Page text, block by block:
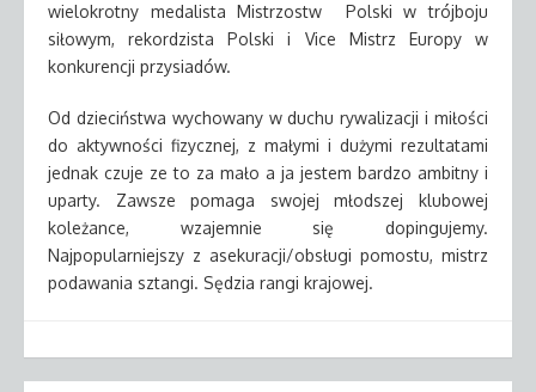
wielokrotny medalista Mistrzostw Polski w trójboju
siłowym, rekordzista Polski i Vice Mistrz Europy w
konkurencji przysiadów.
Od dzieciństwa wychowany w duchu rywalizacji i miłości
do aktywności fizycznej, z małymi i dużymi rezultatami
jednak czuje ze to za mało a ja jestem bardzo ambitny i
uparty. Zawsze pomaga swojej młodszej klubowej
koleżance, wzajemnie się dopingujemy.
Najpopularniejszy z asekuracji/obsługi pomostu, mistrz
podawania sztangi. Sędzia rangi krajowej.